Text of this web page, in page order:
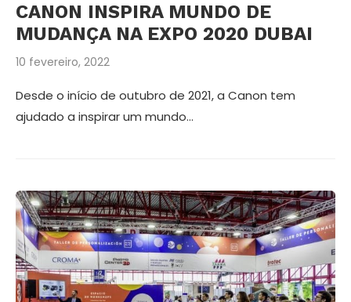
CANON INSPIRA MUNDO DE
MUDANÇA NA EXPO 2020 DUBAI
10 fevereiro, 2022
Desde o início de outubro de 2021, a Canon tem
ajudado a inspirar um mundo…